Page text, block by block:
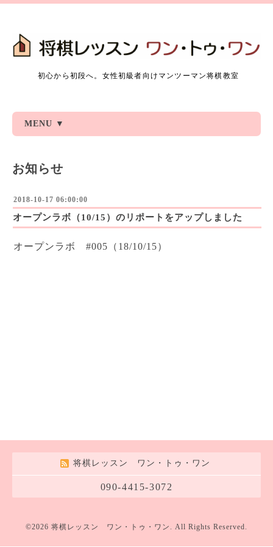
初心から初段へ。女性初級者向けマンツーマン将棋教室
MENU ▼
お知らせ
2018-10-17 06:00:00
オープンラボ（10/15）のリポートをアップしました
オープンラボ #005（18/10/15）
将棋レッスン ワン・トゥ・ワン
090-4415-3072
©2026 将棋レッスン ワン・トゥ・ワン . All Rights Reserved.